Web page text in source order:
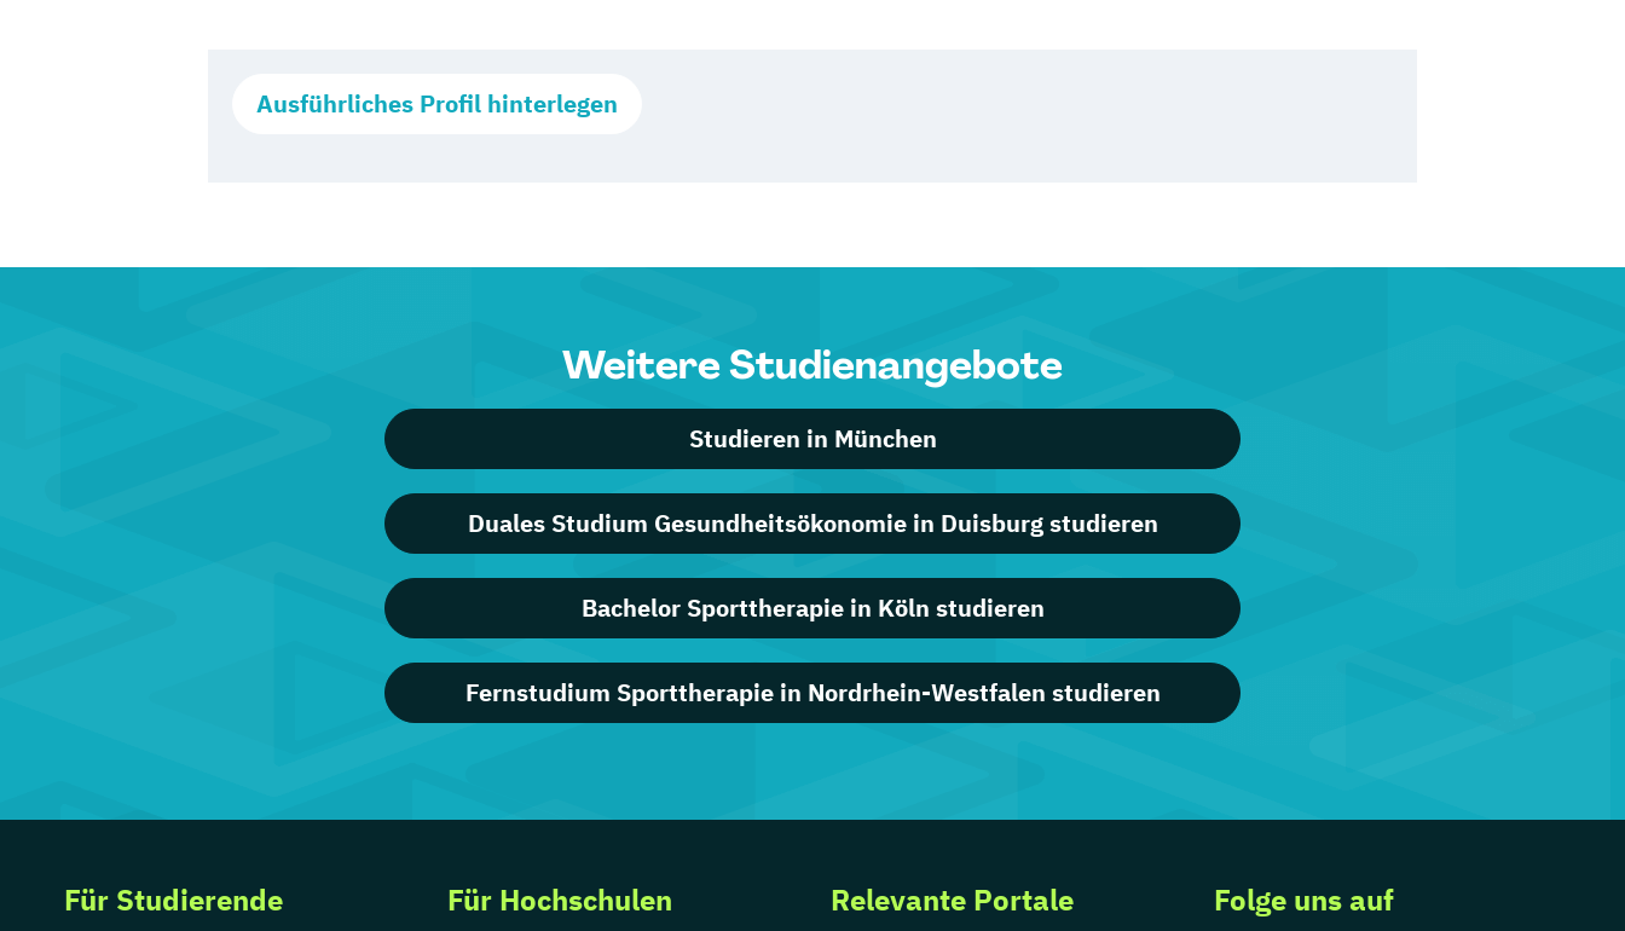
Ausführliches Profil hinterlegen
Weitere Studienangebote
Studieren in München
Duales Studium Gesundheitsökonomie in Duisburg studieren
Bachelor Sporttherapie in Köln studieren
Fernstudium Sporttherapie in Nordrhein-Westfalen studieren
Für Studierende Für Hochschulen Relevante Portale Folge uns auf